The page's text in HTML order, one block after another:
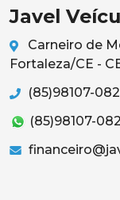
Javel
Carneiro de
Fortaleza/CE -
(85)98107-
(85)98107-